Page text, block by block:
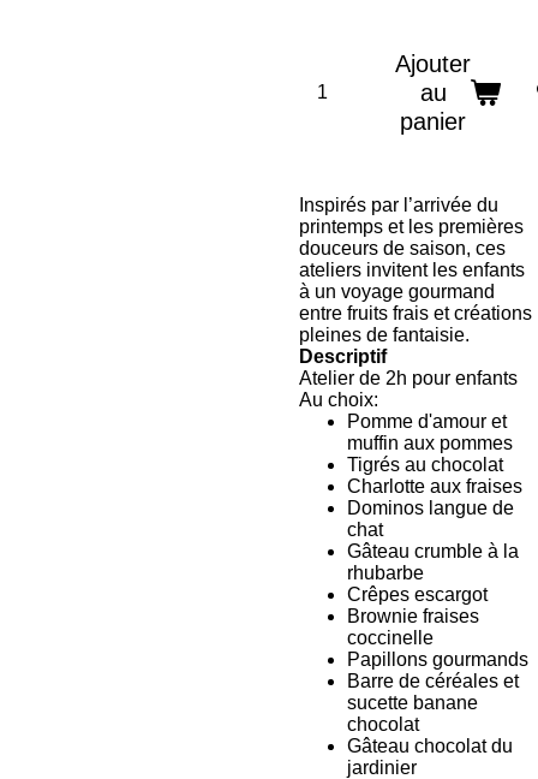
Ajouter
au
panier
Inspirés par l’arrivée du
printemps et les premières
douceurs de saison, ces
ateliers invitent les enfants
à un voyage gourmand
entre fruits frais et créations
pleines de fantaisie.
Descriptif
Atelier de 2h pour enfants
Au choix:
Pomme d'amour et
muffin aux pommes
Tigrés au chocolat
Charlotte aux fraises
Dominos langue de
chat
Gâteau crumble à la
rhubarbe
Crêpes escargot
Brownie fraises
coccinelle
Papillons gourmands
Barre de céréales et
sucette banane
chocolat
Gâteau chocolat du
jardinier